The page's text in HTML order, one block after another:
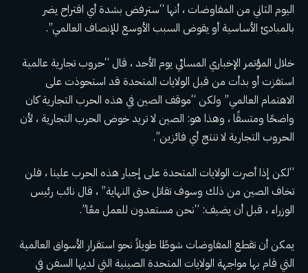
اليوم الثاني من المفاوضات ، أنها “سترفض بشدة أي اقتراح يضر
بالمبادئ الأساسية أو يقوض السبب الأوسع للإنصاف العالمي”.
خلال المؤتمر الإخباري المسائي يوم الأحد ، قال “حروب تجارية عالمية
استفزت أو بدأت من قبل الولايات المتحدة قد استحوذت على
الاهتمام العالمي” ولكن “موقف الصين في هذه الحرب التجارية كان
واضحًا ومتسقًا ، وهذا هو: الصين لا تريد خوض الحرب التجارية ، لأن
الحروب التجارية لا تنتج أي فائزين”.
“لكن إذا أصرت الولايات المتحدة على إجبار هذه الحرب علينا ، فلن
تخاف الصين من ذلك وسوف تقاتل حتى النهاية” ، قال نائب رئيس
الوزراء ، قبل أن يضيف: “نحن مستعدون للعمل معًا”.
يمكن أن تقطع المفاوضات شوطًا طويلاً نحو استقرار الأسواق العالمية
التي قام بها مواجهة الولايات المتحدة الصينية التي لديها السفن في